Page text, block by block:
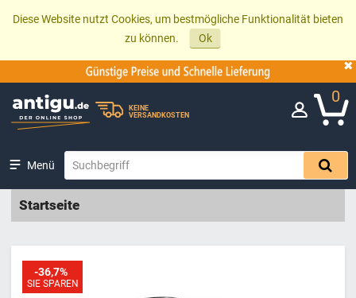
Diese Website nutzt Cookies, um bestmögliche Funktionalität bieten
zu können.
Ok
KEINE
VERSANDKOSTEN
0
Menü
Startseite
-36,7%
SIE SPAREN